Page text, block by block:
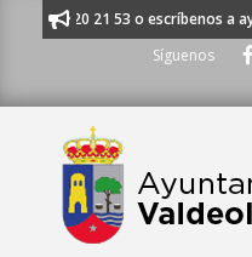
al 91 620 21 53 o escríbenos a
Síguenos